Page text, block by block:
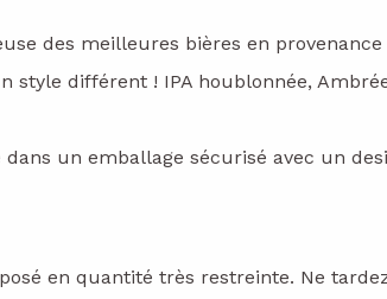
des meilleures bières en
style différent ! IPA houblonnée,
un emballage sécurisé avec un
en quantité très restreinte. Ne